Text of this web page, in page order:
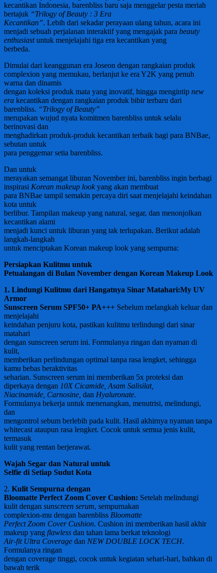
kecantikan Indonesia, barenbliss baru saja menggelar pesta meriah
bertajuk “Trilogy of Beauty : 3 Era
Kecantikan”. Lebih dari sekadar perayaan ulang tahun, acara ini
menjadi sebuah perjalanan interaktif yang mengajak para beauty
enthusiastuntuk menjelajahi tiga era kecantikan yang
berbeda.
Dimulai dari keanggunan era Joseon dengan rangkaian produk
complexion yang memukau, berlanjut ke era Y2K yang penuh
warna dan dinamis
dengan koleksi produk mata yang inovatif, hingga mengintip new
era kecantikan dengan rangkaian produk bibir terbaru dari
barenbliss. “Trilogy of Beauty”
merupakan wujud nyata komitmen barenbliss untuk selalu
berinovasi dan
menghadirkan produk-produk kecantikan terbaik bagi para BNBae,
sebutan untuk
para penggemar setia barenbliss.
Dan untuk
merayakan semangat liburan November ini, barenbliss ingin berbagi
inspirasi Korean makeup lookyang akan membuat
para BNBae tampil semakin percaya diri saat menjelajahi keindahan
kota untuk
berlibur. Tampilan makeup yang natural, segar, dan menonjolkan
kecantikan alami
menjadi kunci untuk liburan yang tak terlupakan. Berikut adalah
langkah-langkah
untuk menciptakan Korean makeup look yang sempurna:
Persiapkan Kulitmu untuk
Petualangan di Bulan November dengan Korean Makeup Look
1. Lindungi Kulitmu dari Hangatnya Sinar Matahari:My UV
Armor
Sunscreen Serum SPF50+ PA+++ Sebelum melangkah keluar dan
menjelajahi
keindahan penjuru kota, pastikan kulitmu terlindungi dari sinar
matahari
dengan sunscreen serum ini. Formulanya ringan dan nyaman di
kulit,
memberikan perlindungan optimal tanpa rasa lengket, sehingga
kamu bebas beraktivitas
seharian. Sunscreen serum ini memberikan 5x proteksi dan
diperkaya dengan 10X Cicamide, Asam Salisilat,
Niacinamide, Carnosine, dan Hyaluronate.
Formulanya bekerja untuk menenangkan, menutrisi, melindungi,
dan
mengontrol sebum berlebih pada kulit. Hasil akhirnya nyaman tanpa
whitecast ataupun rasa lengket. Cocok untuk semua jenis kulit,
termasuk
kulit yang rentan berjerawat.
Wajah Segar dan Natural untuk
Selfie di Setiap Sudut Kota
2. Kulit Sempurna dengan
Bloomatte Perfect Zoom Cover Cushion: Setelah melindungi
kulit dengan sunscreen serum, sempurnakan
complexion-mu dengan barenbliss Bloomatte
Perfect Zoom Cover Cushion. Cushion ini memberikan hasil akhir
makeup yang flawless dan tahan lama berkat teknologi
Air-fit Ultra Coverage dan NEW DOUBLE LOCK TECH.
Formulanya ringan
dengan coverage tinggi, cocok untuk kegiatan sehari-hari, bahkan di
bawah terik